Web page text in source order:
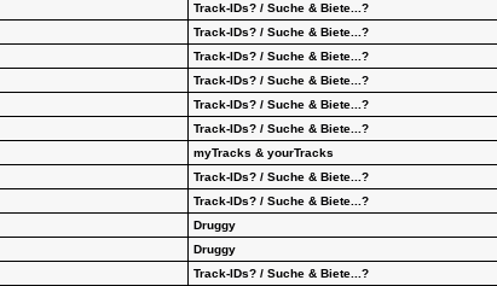
Track-IDs? / Suche & Biete...?
Track-IDs? / Suche & Biete...?
Track-IDs? / Suche & Biete...?
Track-IDs? / Suche & Biete...?
Track-IDs? / Suche & Biete...?
Track-IDs? / Suche & Biete...?
myTracks & yourTracks
Track-IDs? / Suche & Biete...?
Track-IDs? / Suche & Biete...?
Druggy
Druggy
Track-IDs? / Suche & Biete...?